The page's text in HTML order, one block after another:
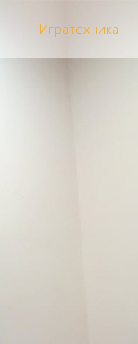
Игратехника